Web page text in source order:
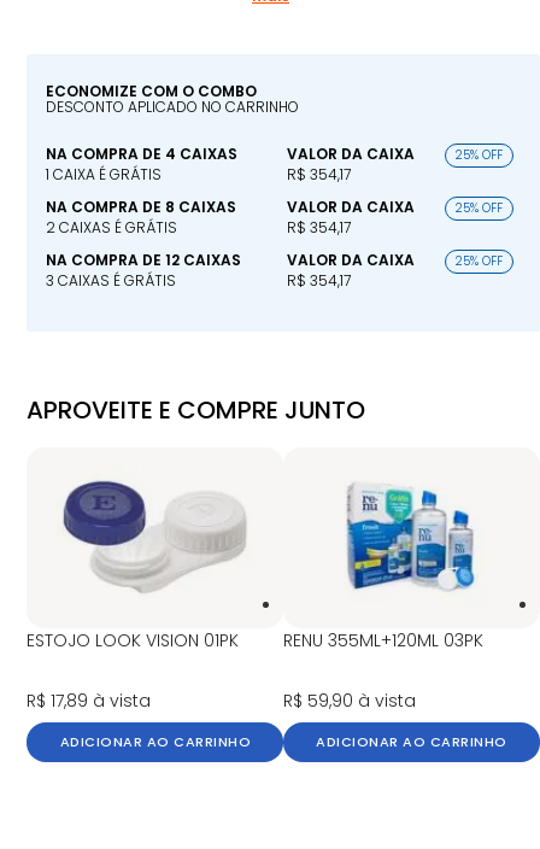
ECONOMIZE COM O COMBO
DESCONTO APLICADO NO CARRINHO
NA COMPRA DE 4 CAIXAS
1 CAIXA É GRÁTIS
VALOR DA CAIXA
R$ 354,17
25% OFF
NA COMPRA DE 8 CAIXAS
2 CAIXAS É GRÁTIS
VALOR DA CAIXA
R$ 354,17
25% OFF
NA COMPRA DE 12 CAIXAS
3 CAIXAS É GRÁTIS
VALOR DA CAIXA
R$ 354,17
25% OFF
APROVEITE E COMPRE JUNTO
ESTOJO LOOK VISION 01PK
R$ 17,89 à vista
ADICIONAR AO CARRINHO
RENU 355ML+120ML 03PK
R$ 59,90 à vista
ADICIONAR AO CARRINHO